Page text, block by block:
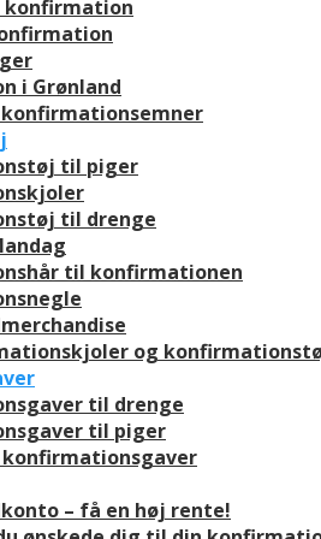
i Grønland
til piger
til drenge
til konfirmationen
og
til drenge
til piger
konfirmationsgaver
– få en høj rente!